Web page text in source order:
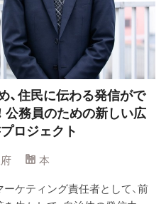
、住民に伝わる発信がで
公務員のための新しい広
ロジェクト
本
ケティング責任者として、前